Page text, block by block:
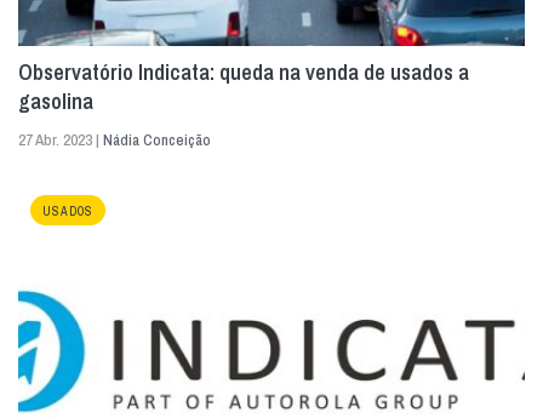
Observatório Indicata: queda na venda de usados a
gasolina
27 Abr. 2023 | Nádia Conceição
USADOS